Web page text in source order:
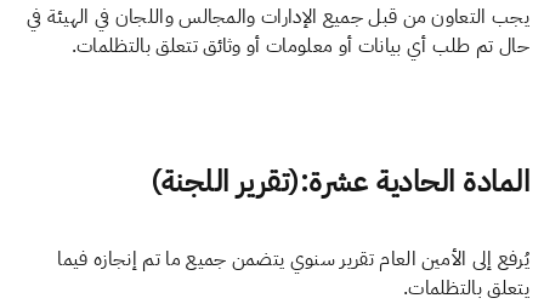
يجب التعاون من قبل جميع الإدارات والمجالس واللجان في الهيئة في
حال تم طلب أي بيانات أو معلومات أو وثائق تتعلق بالتظلمات.
المادة الحادية عشرة:(تقرير اللجنة)
يُرفع إلى الأمين العام تقرير سنوي يتضمن جميع ما تم إنجازه فيما
يتعلق بالتظلمات.